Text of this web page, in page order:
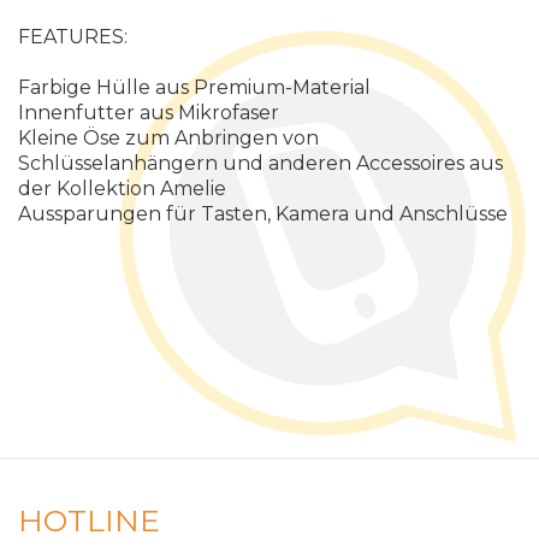
FEATURES:
Farbige Hülle aus Premium-Material
Innenfutter aus Mikrofaser
Kleine Öse zum Anbringen von
Schlüsselanhängern und anderen Accessoires aus
der Kollektion Amelie
Aussparungen für Tasten, Kamera und Anschlüsse
HOTLINE